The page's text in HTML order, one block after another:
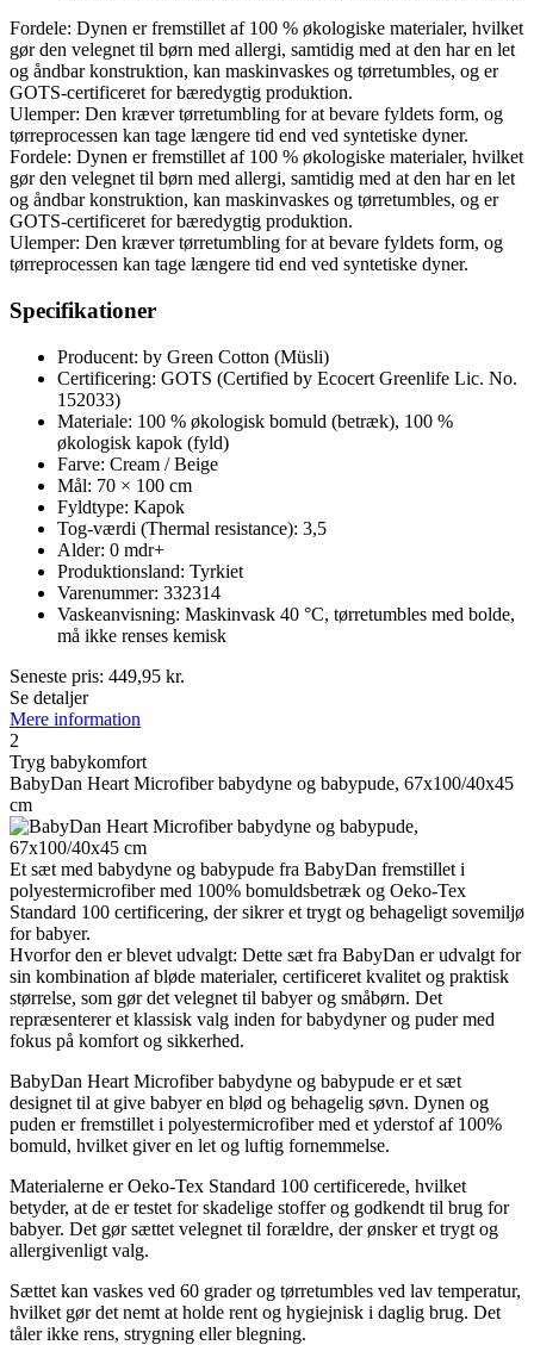
Fordele: Dynen er fremstillet af 100 % økologiske materialer, hvilket
gør den velegnet til børn med allergi, samtidig med at den har en let
og åndbar konstruktion, kan maskinvaskes og tørretumbles, og er
GOTS-certificeret for bæredygtig produktion.
Ulemper: Den kræver tørretumbling for at bevare fyldets form, og
tørreprocessen kan tage længere tid end ved syntetiske dyner.
Fordele: Dynen er fremstillet af 100 % økologiske materialer, hvilket
gør den velegnet til børn med allergi, samtidig med at den har en let
og åndbar konstruktion, kan maskinvaskes og tørretumbles, og er
GOTS-certificeret for bæredygtig produktion.
Ulemper: Den kræver tørretumbling for at bevare fyldets form, og
tørreprocessen kan tage længere tid end ved syntetiske dyner.
Specifikationer
Producent: by Green Cotton (Müsli)
Certificering: GOTS (Certified by Ecocert Greenlife Lic. No.
152033)
Materiale: 100 % økologisk bomuld (betræk), 100 %
økologisk kapok (fyld)
Farve: Cream / Beige
Mål: 70 × 100 cm
Fyldtype: Kapok
Tog-værdi (Thermal resistance): 3,5
Alder: 0 mdr+
Produktionsland: Tyrkiet
Varenummer: 332314
Vaskeanvisning: Maskinvask 40 °C, tørretumbles med bolde,
må ikke renses kemisk
Seneste pris: 449,95 kr.
Se detaljer
Mere information
2
Tryg babykomfort
BabyDan Heart Microfiber babydyne og babypude, 67x100/40x45
cm
Et sæt med babydyne og babypude fra BabyDan fremstillet i
polyestermicrofiber med 100% bomuldsbetræk og Oeko-Tex
Standard 100 certificering, der sikrer et trygt og behageligt sovemiljø
for babyer.
Hvorfor den er blevet udvalgt: Dette sæt fra BabyDan er udvalgt for
sin kombination af bløde materialer, certificeret kvalitet og praktisk
størrelse, som gør det velegnet til babyer og småbørn. Det
repræsenterer et klassisk valg inden for babydyner og puder med
fokus på komfort og sikkerhed.
BabyDan Heart Microfiber babydyne og babypude er et sæt
designet til at give babyer en blød og behagelig søvn. Dynen og
puden er fremstillet i polyestermicrofiber med et yderstof af 100%
bomuld, hvilket giver en let og luftig fornemmelse.
Materialerne er Oeko-Tex Standard 100 certificerede, hvilket
betyder, at de er testet for skadelige stoffer og godkendt til brug for
babyer. Det gør sættet velegnet til forældre, der ønsker et trygt og
allergivenligt valg.
Sættet kan vaskes ved 60 grader og tørretumbles ved lav temperatur,
hvilket gør det nemt at holde rent og hygiejnisk i daglig brug. Det
tåler ikke rens, strygning eller blegning.